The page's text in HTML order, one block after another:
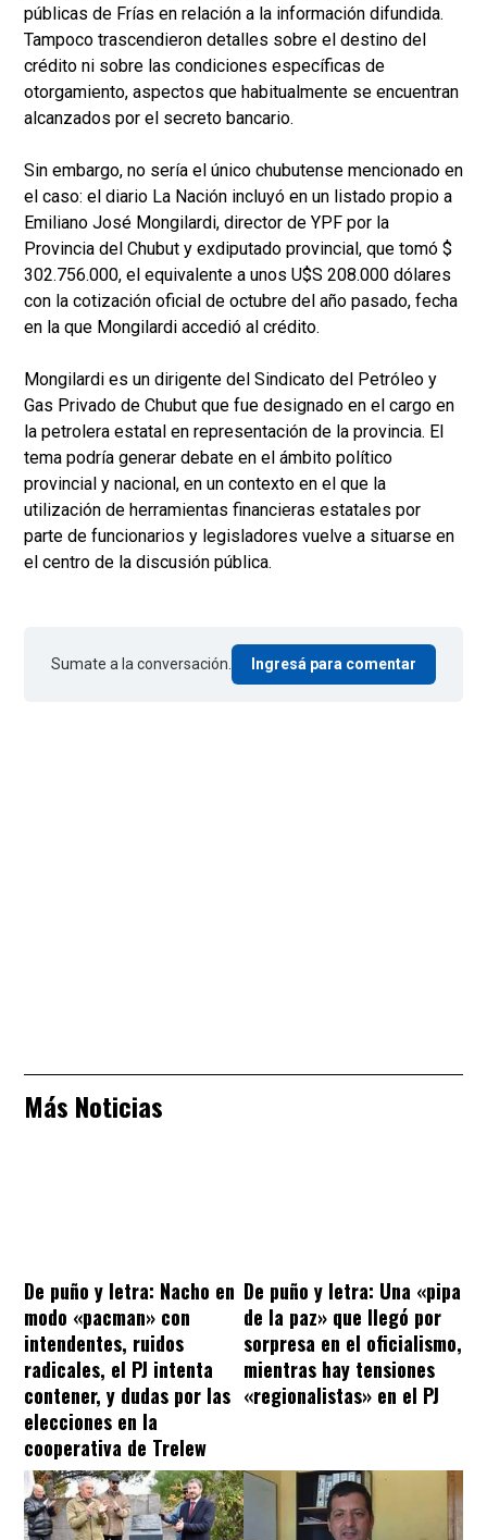
públicas de Frías en relación a la información difundida.
Tampoco trascendieron detalles sobre el destino del
crédito ni sobre las condiciones específicas de
otorgamiento, aspectos que habitualmente se encuentran
alcanzados por el secreto bancario.
Sin embargo, no sería el único chubutense mencionado en
el caso: el diario La Nación incluyó en un listado propio a
Emiliano José Mongilardi, director de YPF por la
Provincia del Chubut y exdiputado provincial, que tomó $
302.756.000, el equivalente a unos U$S 208.000 dólares
con la cotización oficial de octubre del año pasado, fecha
en la que Mongilardi accedió al crédito.
Mongilardi es un dirigente del Sindicato del Petróleo y
Gas Privado de Chubut que fue designado en el cargo en
la petrolera estatal en representación de la provincia. El
tema podría generar debate en el ámbito político
provincial y nacional, en un contexto en el que la
utilización de herramientas financieras estatales por
parte de funcionarios y legisladores vuelve a situarse en
el centro de la discusión pública.
Sumate a la conversación. Ingresá para comentar
Más Noticias
De puño y letra: Nacho en
modo «pacman» con
intendentes, ruidos
radicales, el PJ intenta
contener, y dudas por las
elecciones en la
cooperativa de Trelew
De puño y letra: Una «pipa
de la paz» que llegó por
sorpresa en el oficialismo,
mientras hay tensiones
«regionalistas» en el PJ